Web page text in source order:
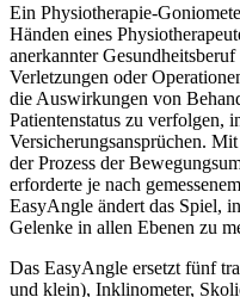
Ein Physiotherapie-
Händen eines
anerkannter
Verletzungen oder
die Auswirkungen von
Patientenstatus zu verfolgen,
Versicherungsansprüchen.
der Prozess der
erforderte je nach
EasyAngle ändert das Spiel,
Gelenke in allen Ebenen zu
Das EasyAngle ersetzt fünf
und klein), Inklinometer,